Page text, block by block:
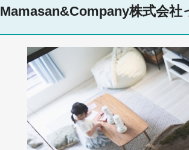
Mamasan&Company株式会社